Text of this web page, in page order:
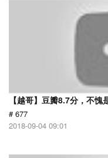
【越哥】豆瓣8.7分，不
# 677
2018-09-04 09:01